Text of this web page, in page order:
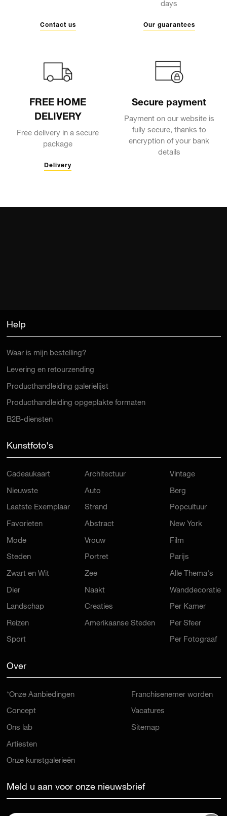
Contact us
days
Our guarantees
FREE HOME
DELIVERY
Free delivery in a secure
package
Delivery
Secure payment
Payment on our website is
fully secure, thanks to
encryption of your bank
details
Help
Waar is mijn bestelling?
Levering en retourzending
Producthandleiding galerielijst
Producthandleiding opgeplakte formaten
B2B-diensten
Kunstfoto's
Cadeaukaart
Nieuwste
Laatste Exemplaar
Favorieten
Mode
Steden
Zwart en Wit
Dier
Landschap
Reizen
Sport
Architectuur
Auto
Strand
Abstract
Vrouw
Portret
Zee
Naakt
Creaties
Amerikaanse Steden
Vintage
Berg
Popcultuur
New York
Film
Parijs
Alle Thema's
Wanddecoratie
Per Kamer
Per Sfeer
Per Fotograaf
Over
*Onze Aanbiedingen
Concept
Ons lab
Artiesten
Onze kunstgalerieën
Franchisenemer worden
Vacatures
Sitemap
Meld u aan voor onze nieuwsbrief